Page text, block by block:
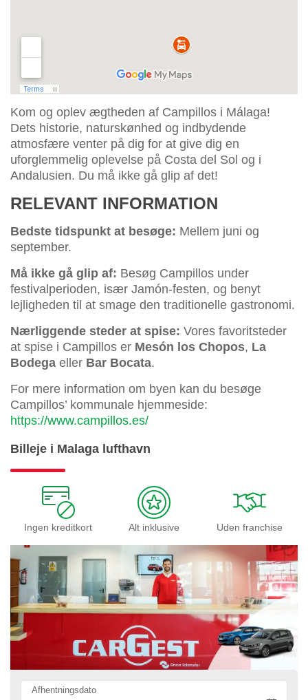
Kom og oplev ægtheden af Campillos i Málaga!
Dets historie, naturskønhed og indbydende
atmosfære venter på dig for at give dig en
uforglemmelig oplevelse på Costa del Sol og i
Andalusien. Du må ikke gå glip af det!
RELEVANT INFORMATION
Bedste tidspunkt at besøge: Mellem juni og
september.
Må ikke gå glip af: Besøg Campillos under
festivalperioden, især Jamón-festen, og benyt
lejligheden til at smage den traditionelle gastronomi.
Nærliggende steder at spise: Vores favoritsteder
at spise i Campillos er Mesón los Chopos, La
Bodega eller Bar Bocata.
For mere information om byen kan du besøge
Campillos’ kommunale hjemmeside:
https://www.campillos.es/
Billeje i Malaga lufthavn
Ingen kreditkort Alt inklusive Uden franchise
Afhentningsdato